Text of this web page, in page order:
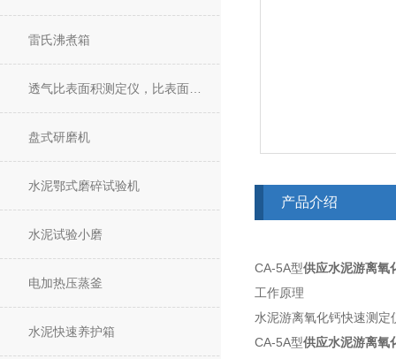
雷氏沸煮箱
盘式研磨机
水泥鄂式磨碎试验机
水泥试验小磨
电加热压蒸釜
水泥快速养护箱
产品介绍
CA-5A型供应水泥游离氧
工作原理
水泥游离氧化钙快速测
CA-5A型供应水泥游离氧